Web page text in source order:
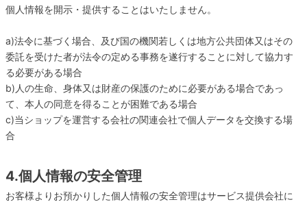
個人情報を開示・提供することはいたしません。
a)法令に基づく場合、及び国の機関若しくは地方公共団体又はその
委託を受けた者が法令の定める事務を遂行することに対して協力す
る必要がある場合
b)人の生命、身体又は財産の保護のために必要がある場合であっ
て、本人の同意を得ることが困難である場合
c)当ショップを運営する会社の関連会社で個人データを交換する場
合
4.個人情報の安全管理
お客様よりお預かりした個人情報の安全管理はサービス提供会社に